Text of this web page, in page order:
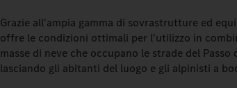
Grazie all'ampia gamma di sovrastrutture ed
offre le condizioni ottimali per l'utilizzo in
masse di neve che occupano le strade del
lasciando gli abitanti del luogo e gli alpinisti a